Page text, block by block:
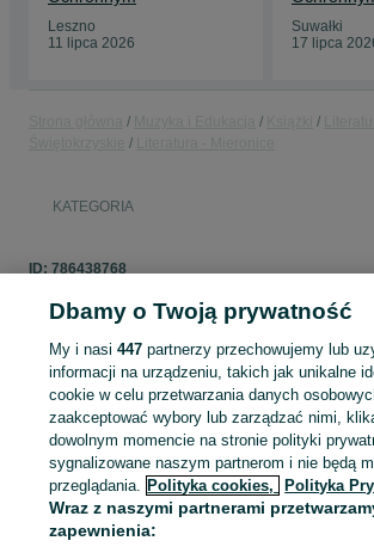
Leszno
11 lipca 2026
Suwałki
17 lipca
KATEGORIA
ID: 786438768
Zaloguj się lub załóż konto na OLX, aby
sprzedającym
Zaloguj się / Załóż konto
Dbamy o Twoją prywatność
My i nasi447 partnerzy przechowujemy lub
informacji na urządzeniu, takich jak unikalne
cookie w celu przetwarzania danych
zaakceptować wybory lub zarządzać nimi,
dowolnym momencie na stronie polityki
sygnalizowane naszym partnerom i nie będą
przeglądania. Polityka cookies, Polityka
Wraz z naszymi partnerami
zapewnienia: